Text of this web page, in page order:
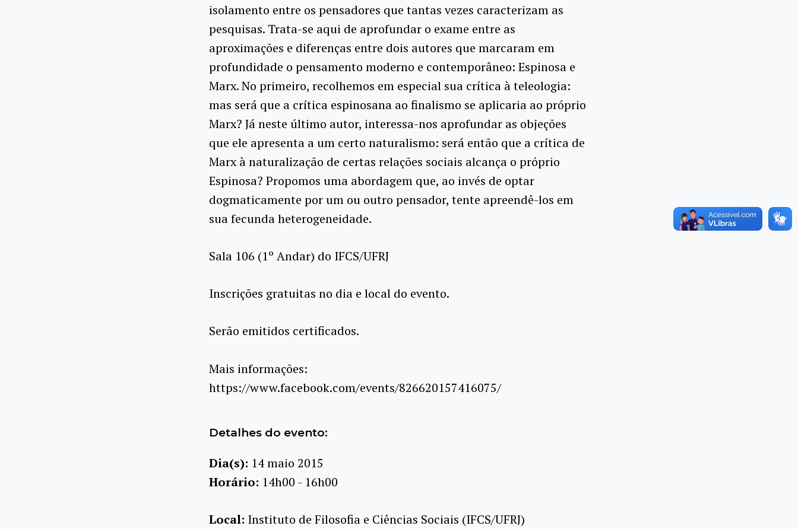
isolamento entre os pensadores que tantas vezes caracterizam as
pesquisas. Trata-se aqui de aprofundar o exame entre as
aproximações e diferenças entre dois autores que marcaram em
profundidade o pensamento moderno e contemporâneo: Espinosa e
Marx. No primeiro, recolhemos em especial sua crítica à teleologia:
mas será que a crítica espinosana ao finalismo se aplicaria ao próprio
Marx? Já neste último autor, interessa-nos aprofundar as objeções
que ele apresenta a um certo naturalismo: será então que a crítica de
Marx à naturalização de certas relações sociais alcança o próprio
Espinosa? Propomos uma abordagem que, ao invés de optar
dogmaticamente por um ou outro pensador, tente apreendê-los em
sua fecunda heterogeneidade.
Sala 106 (1º Andar) do IFCS/UFRJ
Inscrições gratuitas no dia e local do evento.
Serão emitidos certificados.
Mais informações:
https://www.facebook.com/events/826620157416075/
Detalhes do evento:
Dia(s): 14 maio 2015
Horário: 14h00 - 16h00
Local: Instituto de Filosofia e Ciências Sociais (IFCS/UFRJ)